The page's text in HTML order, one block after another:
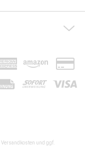
Versandkosten und ggf.